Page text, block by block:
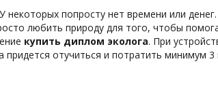
некоторых попросту нет времени или
любить природу для того, чтобы
купить диплом эколога. При
отучиться и потратить минимум